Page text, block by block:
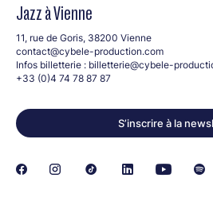
Jazz à Vienne
11, rue de Goris, 38200 Vienne
contact@cybele-production.com
Infos billetterie : billetterie@cybele-
+33 (0)4 74 78 87 87
S’inscrire à la